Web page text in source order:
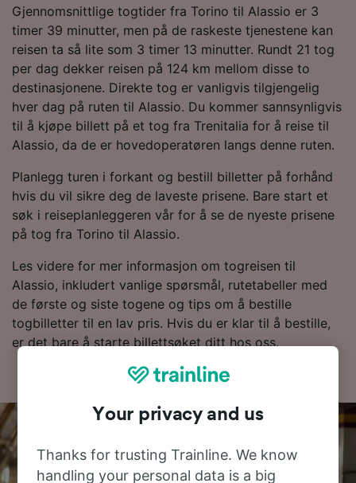
Gjennomsnittlige togtider fra Torino til Alassio er 3
timer 39 minutter, men på de raskeste tjenestene kan
reisen ta så lite som 3 timer 13 minutter. Rundt 21 tog
per dag dekker reisen på 124 km mellom disse to
destinasjonene. Direkte tog er vanligvis tilgjengelig
hver dag på ruten til Alassio. Du kommer sannsynligvis
til å kjøpe billett på et tog fra Trenitalia for å reise til
Alassio, da de er hovedoperatøren langs denne ruten.
Planlegg turen i forkant og bestill billetter på forhånd
hvis du vil sikre deg de laveste prisene. Bare start et
søk i reiseplanleggeren vår for å se de nyeste prisene
på tog fra Torino til Alassio.
Les videre for mer informasjon om togreisen til
Alassio, inkludert vanlige spørsmål, rutetabeller med
de første og siste togene og tips om å bestille
togbilletter til en lav pris. Hvis du er klar til å bestille,
er det bare å starte billettsøket ditt hos oss.
Your privacy and us
Thanks for trusting Trainline. We know
handling your personal data is a big